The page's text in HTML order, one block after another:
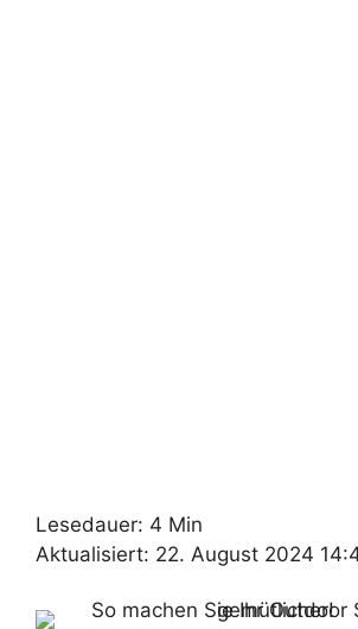
Lesedauer: 4 Min
Aktualisiert: 22. August 2024